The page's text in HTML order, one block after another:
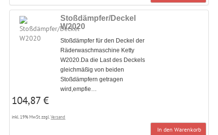
Stoßdämpfer/Deckel
W2020
Stoßdämpfer für den Deckel der
Räderwaschmaschine Ketty
W2020.Da die Last des Deckels
gleichmäßig von beiden
Stoßdämpfern getragen
wird,empfie…
104,87 €
inkl. 19% MwSt. zzgl.Versand
In den Warenkorb